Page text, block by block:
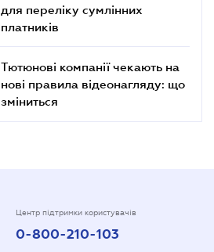
для переліку сумлінних
платників
Тютюнові компанії чекають на
нові правила відеонагляду: що
зміниться
Центр підтримки користувачів
0-800-210-103